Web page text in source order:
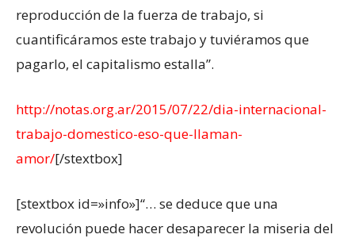
reproducción de la fuerza de trabajo, si
cuantificáramos este trabajo y tuviéramos que
pagarlo, el capitalismo estalla”.
http://notas.org.ar/2015/07/22/dia-internacional-
trabajo-domestico-eso-que-llaman-
amor/[/stextbox]
[stextbox id=»info»]“… se deduce que una
revolución puede hacer desaparecer la miseria del